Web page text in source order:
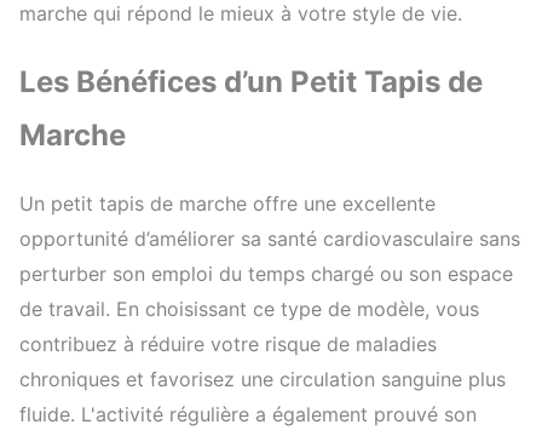
marche qui répond le mieux à votre style de vie.
Les Bénéfices d’un Petit Tapis de
Marche
Un petit tapis de marche offre une excellente
opportunité d’améliorer sa santé cardiovasculaire sans
perturber son emploi du temps chargé ou son espace
de travail. En choisissant ce type de modèle, vous
contribuez à réduire votre risque de maladies
chroniques et favorisez une circulation sanguine plus
fluide. L'activité régulière a également prouvé son